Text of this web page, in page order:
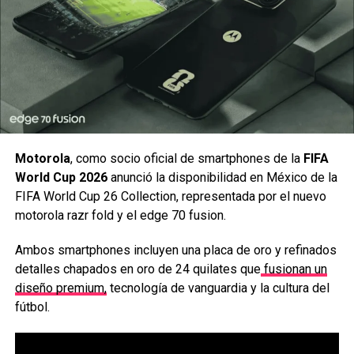
Carlos Notario
♬ Greater Together By John Paesano – SPIDER-MAN
Spider-Man es uno de los superhéroes más populares del
mundo, y sus películas atraen a una audiencia
multigeneracional de millones de personas. Como era de
esperar, la última entrega está generando una gran
atención. Solo el tráiler oficial ha marcado un nuevo hito,
convirtiéndose en el primer avance de una película en
superar mil millones de visualizaciones en cuatro días.
Bernd Körber, Senior Vice President BMW Brand and
Klasse y ‘Spider-Man™: Brand New Day’ no podría ser más
acertado. Ambos representan un nuevo comienzo audaz y
la confianza para dar forma a lo que viene. Estamos
orgullosos de acompañar este nuevo capítulo de Spider-
Motorola, como socio oficial de smartphones de laFIFA
World Cup 2026 anunció la disponibilidad en México de la
FIFA World Cup 26 Collection, representada por el nuevo
motorola razr fold y el edge 70 fusion.
Ambos smartphones incluyen una placa de oro y refinados
detalles chapados en oro de 24 quilates quefusionan un
diseño premium,tecnología de vanguardia y la cultura del
fútbol.